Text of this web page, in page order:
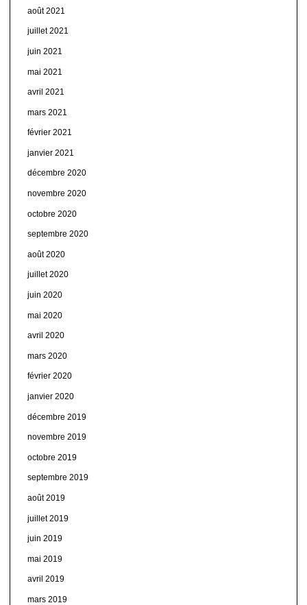
août 2021
juillet 2021
juin 2021
mai 2021
avril 2021
mars 2021
février 2021
janvier 2021
décembre 2020
novembre 2020
octobre 2020
septembre 2020
août 2020
juillet 2020
juin 2020
mai 2020
avril 2020
mars 2020
février 2020
janvier 2020
décembre 2019
novembre 2019
octobre 2019
septembre 2019
août 2019
juillet 2019
juin 2019
mai 2019
avril 2019
mars 2019